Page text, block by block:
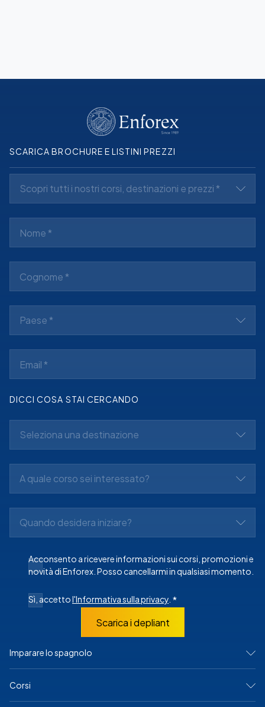
Imparare lo spagnolo
Madrid
Corsi
SCARICA BROCHURE E LISTINI PREZZI
Scopri tutti i nostri corsi, destinazioni e prezzi *
Paese *
DICCI COSA STAI CERCANDO
Seleziona una destinazione
A quale corso sei interessato?
Quando desidera iniziare?
Acconsento a ricevere informazioni sui corsi, promozioni e
novità di Enforex. Posso cancellarmi in qualsiasi momento.
Sì, accettol'Informativa sulla privacy *
Scarica i depliant